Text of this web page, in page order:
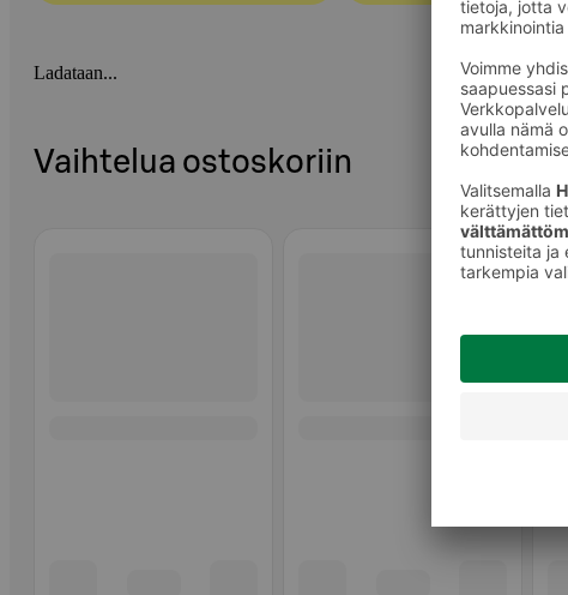
Ladataan...
Vaihtelua ostoskoriin